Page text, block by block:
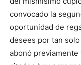
convocado la
oportunidad de
desees por tan
abonó